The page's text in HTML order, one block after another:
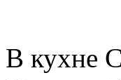
В кухне